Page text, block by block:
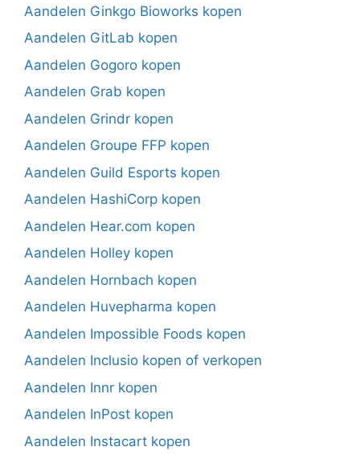
Aandelen Ginkgo Bioworks kopen
Aandelen GitLab kopen
Aandelen Gogoro kopen
Aandelen Grab kopen
Aandelen Grindr kopen
Aandelen Groupe FFP kopen
Aandelen Guild Esports kopen
Aandelen HashiCorp kopen
Aandelen Hear.com kopen
Aandelen Holley kopen
Aandelen Hornbach kopen
Aandelen Huvepharma kopen
Aandelen Impossible Foods kopen
Aandelen Inclusio kopen of verkopen
Aandelen Innr kopen
Aandelen InPost kopen
Aandelen Instacart kopen